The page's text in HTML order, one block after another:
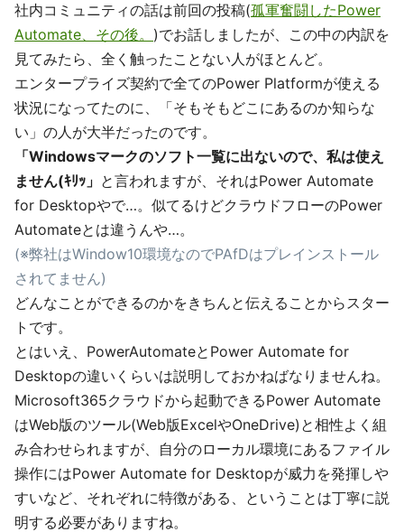
社内コミュニティの話は前回の投稿(孤軍奮闘したPower
Automate、その後。 )でお話しましたが、この中の内訳を
見てみたら、全く触ったことない人がほとんど。
エンタープライズ契約で全てのPower Platformが使える
状況になってたのに、「そもそもどこにあるのか知らな
い」の人が大半だったのです。
「Windowsマークのソフト一覧に出ないので、私は使え
ません(ｷﾘｯ」 と言われますが、それはPower Automate
for Desktopやで…。似てるけどクラウドフローのPower
Automateとは違うんや…。
(※弊社はWindow10環境なのでPAfDはプレインストール
されてません)
どんなことができるのかをきちんと伝えることからスター
トです。
とはいえ、PowerAutomateとPower Automate for
Desktopの違いくらいは説明しておかねばなりませんね。
Microsoft365クラウドから起動できるPower Automate
はWeb版のツール(Web版ExcelやOneDrive)と相性よく組
み合わせられますが、自分のローカル環境にあるファイル
操作にはPower Automate for Desktopが威力を発揮しや
すいなど、それぞれに特徴がある、ということは丁寧に説
明する必要がありますね。